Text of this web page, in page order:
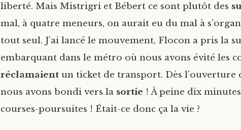
liberté. Mais Mistrigri et Bébert ce sont plutôt des
mal, à quatre meneurs, on aurait eu du mal à
tout seul. J’ai lancé le mouvement, Flocon a pris la
embarquant dans le métro où nous avons évité les
réclamaient un ticket de transport. Dès l’ouverture
nous avons bondi vers la sortie ! À peine dix
courses-poursuites ! Était-ce donc ça la vie ?